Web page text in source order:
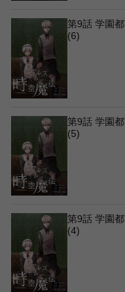
第9話 学園
(6)
第9話 学園
(5)
第9話 学園
(4)